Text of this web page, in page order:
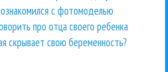
с фотомоделью
про отца своего ребенка
скрывает свою беременность?